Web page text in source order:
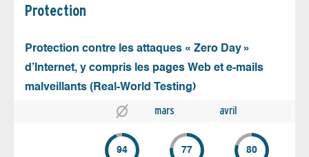
Protection
Protection contre les attaques « Zero Day »
d’Internet, y compris les pages Web et e-mails
malveillants (Real-World Testing)
mars avril
94 77 80